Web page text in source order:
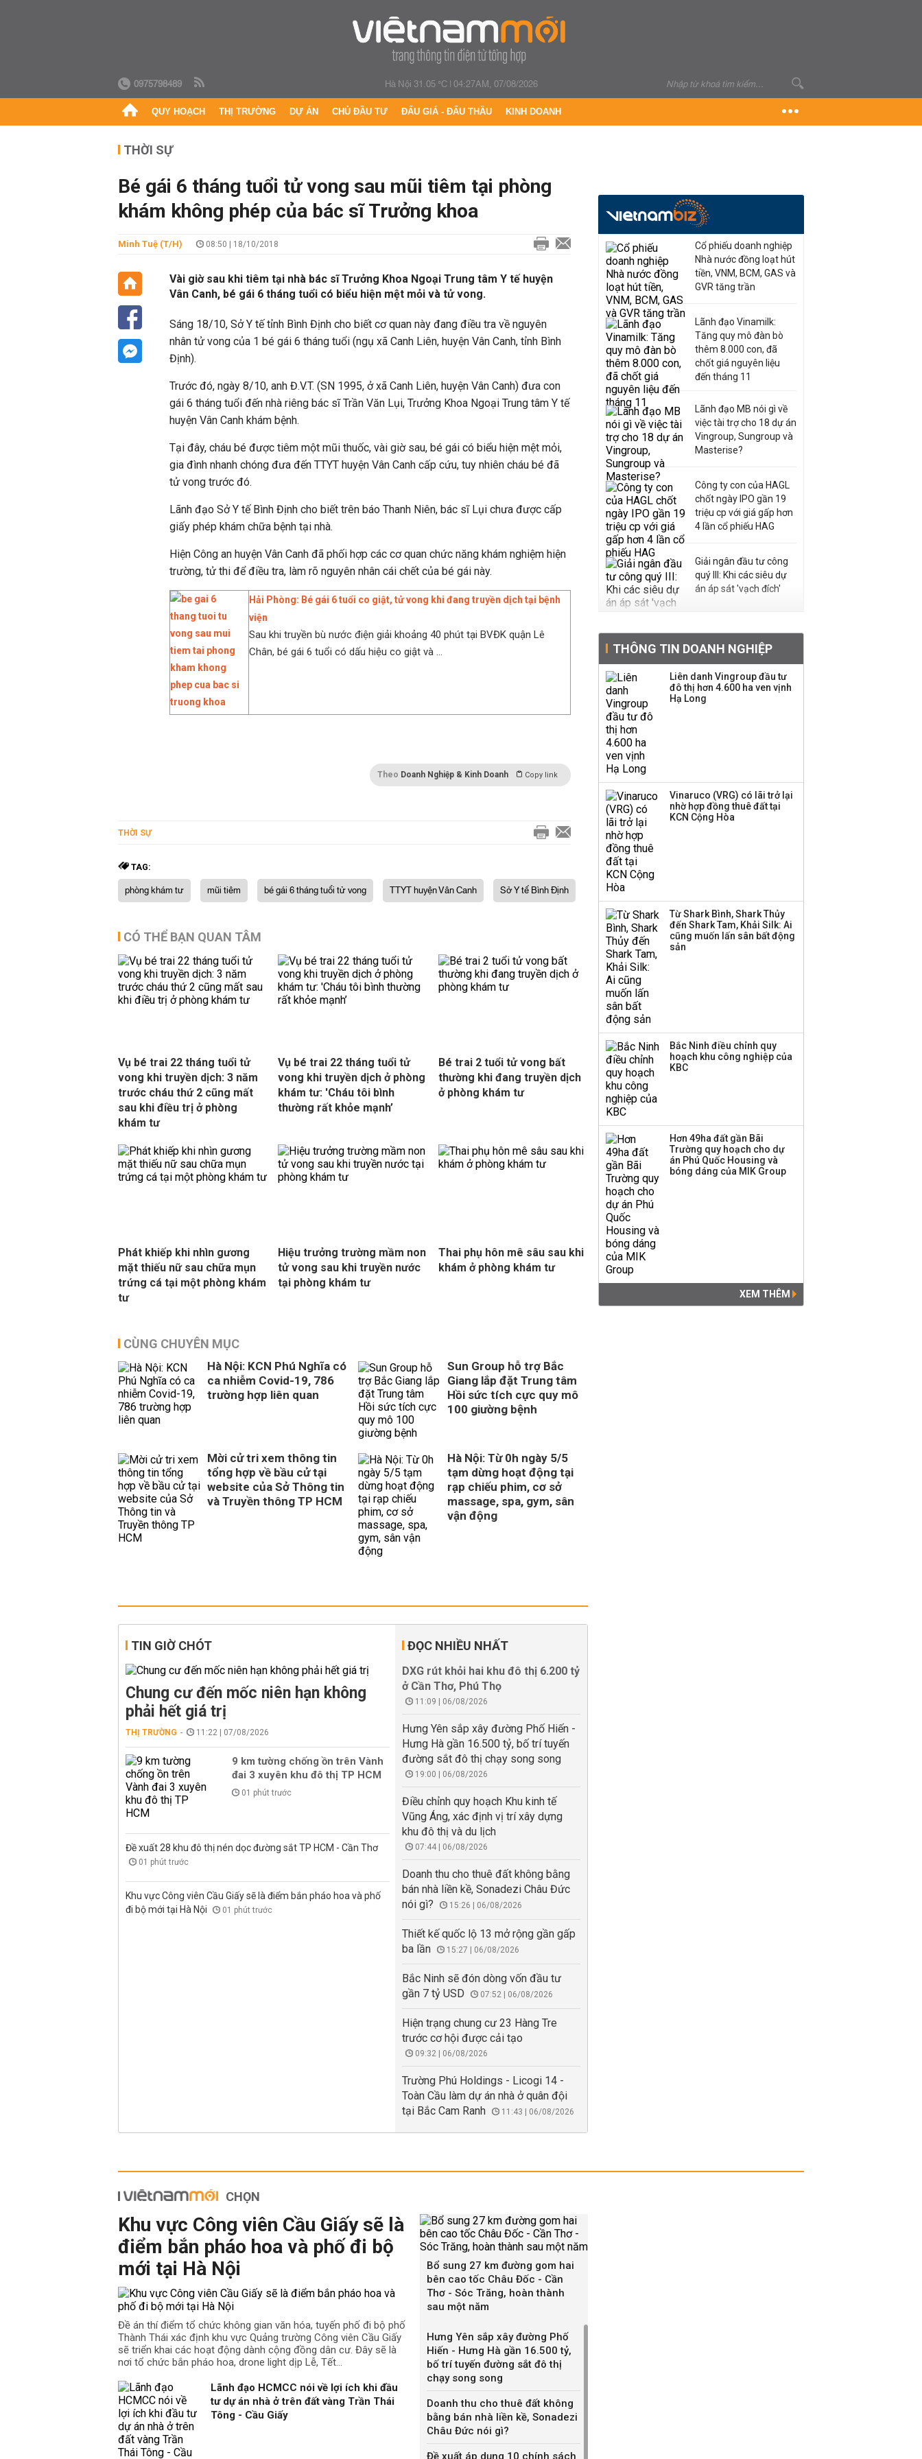
0975798489 Hà Nội 31.05 °C|04:27AM, 07/08/2026
QUY HOẠCH THỊ TRƯỜNG DỰ ÁN CHỦ ĐẦU TƯ ĐẤU GIÁ - ĐẤU THẦU KINH DOANH
THỜI SỰ
Bé gái 6 tháng tuổi tử vong sau mũi tiêm tại phòng
khám không phép của bác sĩ Trưởng khoa
Minh Tuệ (T/h) 08:50 | 18/10/2018
Vài giờ sau khi tiêm tại nhà bác sĩ Trưởng Khoa Ngoại Trung tâm Y tế huyện
Vân Canh, bé gái 6 tháng tuổi có biểu hiện mệt mỏi và tử vong.
Sáng 18/10, Sở Y tế tỉnh Bình Định cho biết cơ quan này đang điều tra về nguyên
nhân tử vong của 1 bé gái 6 tháng tuổi (ngụ xã Canh Liên, huyện Vân Canh, tỉnh Bình
Định).
Trước đó, ngày 8/10, anh Đ.V.T. (SN 1995, ở xã Canh Liên, huyện Vân Canh) đưa con
gái 6 tháng tuổi đến nhà riêng bác sĩ Trần Văn Lụi, Trưởng Khoa Ngoại Trung tâm Y tế
huyện Vân Canh khám bệnh.
Tại đây, cháu bé được tiêm một mũi thuốc, vài giờ sau, bé gái có biểu hiện mệt mỏi,
gia đình nhanh chóng đưa đến TTYT huyện Vân Canh cấp cứu, tuy nhiên cháu bé đã
tử vong trước đó.
Lãnh đạo Sở Y tế Bình Định cho biết trên báo Thanh Niên, bác sĩ Lụi chưa được cấp
giấy phép khám chữa bệnh tại nhà.
Hiện Công an huyện Vân Canh đã phối hợp các cơ quan chức năng khám nghiệm hiện
trường, tử thi để điều tra, làm rõ nguyên nhân cái chết của bé gái này.
Hải Phòng: Bé gái 6 tuổi co giật, tử vong khi đang truyền dịch tại bệnh
viện
Sau khi truyền bù nước điện giải khoảng 40 phút tại BVĐK quận Lê
Chân, bé gái 6 tuổi có dấu hiệu co giật và ...
Theo Doanh Nghiệp & Kinh Doanh Copy link
THỜI SỰ
TAG:
phòng khám tư mũi tiêm bé gái 6 tháng tuổi tử vong TTYT huyện Vân Canh Sở Y tế Bình Định
CÓ THỂ BẠN QUAN TÂM
Vụ bé trai 22 tháng tuổi tử
vong khi truyền dịch: 3 năm
trước cháu thứ 2 cũng mất
sau khi điều trị ở phòng
khám tư
Vụ bé trai 22 tháng tuổi tử
vong khi truyền dịch ở phòng
khám tư: 'Cháu tôi bình
thường rất khỏe mạnh’
Bé trai 2 tuổi tử vong bất
thường khi đang truyền dịch
ở phòng khám tư
Phát khiếp khi nhìn gương
mặt thiếu nữ sau chữa mụn
trứng cá tại một phòng khám
tư
Hiệu trưởng trường mầm non
tử vong sau khi truyền nước
tại phòng khám tư
Thai phụ hôn mê sâu sau khi
khám ở phòng khám tư
CÙNG CHUYÊN MỤC
Hà Nội: KCN Phú Nghĩa có
ca nhiễm Covid-19, 786
trường hợp liên quan
Sun Group hỗ trợ Bắc
Giang lắp đặt Trung tâm
Hồi sức tích cực quy mô
100 giường bệnh
Mời cử tri xem thông tin
tổng hợp về bầu cử tại
website của Sở Thông tin
và Truyền thông TP HCM
Hà Nội: Từ 0h ngày 5/5
tạm dừng hoạt động tại
rạp chiếu phim, cơ sở
massage, spa, gym, sân
vận động
TIN GIỜ CHÓT
Chung cư đến mốc niên hạn không
phải hết giá trị
THỊ TRƯỜNG 11:22 | 07/08/2026
9 km tường chống ồn trên Vành
đai 3 xuyên khu đô thị TP HCM
01 phút trước
Đề xuất 28 khu đô thị nén dọc đường sắt TP HCM - Cần Thơ
01 phút trước
Khu vực Công viên Cầu Giấy sẽ là điểm bắn pháo hoa và phố
đi bộ mới tại Hà Nội
01 phút trước
ĐỌC NHIỀU NHẤT
DXG rút khỏi hai khu đô thị 6.200 tỷ
ở Cần Thơ, Phú Thọ
11:09 | 06/08/2026
Hưng Yên sắp xây đường Phố Hiến -
Hưng Hà gần 16.500 tỷ, bố trí tuyến
đường sắt đô thị chạy song song
19:00 | 06/08/2026
Điều chỉnh quy hoạch Khu kinh tế
Vũng Áng, xác định vị trí xây dựng
khu đô thị và du lịch
07:44 | 06/08/2026
Doanh thu cho thuê đất không bằng
bán nhà liền kề, Sonadezi Châu Đức
nói gì?
15:26 | 06/08/2026
Thiết kế quốc lộ 13 mở rộng gần gấp
ba lần
15:27 | 06/08/2026
Bắc Ninh sẽ đón dòng vốn đầu tư
gần 7 tỷ USD
07:52 | 06/08/2026
Hiện trạng chung cư 23 Hàng Tre
trước cơ hội được cải tạo
09:32 | 06/08/2026
Trường Phú Holdings - Licogi 14 -
Toàn Cầu làm dự án nhà ở quân đội
tại Bắc Cam Ranh
11:43 | 06/08/2026
Cổ phiếu doanh nghiệp
Nhà nước đồng loạt hút
tiền, VNM, BCM, GAS và
GVR tăng trần
Lãnh đạo Vinamilk:
Tăng quy mô đàn bò
thêm 8.000 con, đã
chốt giá nguyên liệu
đến tháng 11
Lãnh đạo MB nói gì về
việc tài trợ cho 18 dự án
Vingroup, Sungroup và
Masterise?
Công ty con của HAGL
chốt ngày IPO gần 19
triệu cp với giá gấp hơn
4 lần cổ phiếu HAG
Giải ngân đầu tư công
quý III: Khi các siêu dự
án áp sát 'vạch đích'
triển quỹ hưu trí: Từ tiết
kiệm gia đình thành
nguồn cấp vốn dài hạn
và kinh nghiệm từ
Malaysia
Iran xem xét cấm tàu
VPBankS xin từ nhiệm
THÔNG TIN DOANH NGHIỆP
Liên danh Vingroup đầu tư
đô thị hơn 4.600 ha ven vịnh
Hạ Long
Vinaruco (VRG) có lãi trở lại
nhờ hợp đồng thuê đất tại
KCN Cộng Hòa
Từ Shark Bình, Shark Thủy
đến Shark Tam, Khải Silk: Ai
cũng muốn lấn sân bất động
sản
Bắc Ninh điều chỉnh quy
hoạch khu công nghiệp của
KBC
Hơn 49ha đất gần Bãi
Trường quy hoạch cho dự
án Phú Quốc Housing và
bóng dáng của MIK Group
XEM THÊM
CHỌN
Khu vực Công viên Cầu Giấy sẽ là
điểm bắn pháo hoa và phố đi bộ
mới tại Hà Nội
Đề án thí điểm tổ chức không gian văn hóa, tuyến phố đi bộ phố
Thành Thái xác định khu vực Quảng trường Công viên Cầu Giấy
sẽ triển khai các hoạt động dành cộng đồng dân cư. Đây sẽ là
nơi tổ chức bắn pháo hoa, drone light dịp Lễ, Tết...
Lãnh đạo HCMCC nói về lợi ích khi đầu
tư dự án nhà ở trên đất vàng Trần Thái
Tông - Cầu Giấy
Bổ sung 27 km đường gom hai
bên cao tốc Châu Đốc - Cần
Thơ - Sóc Trăng, hoàn thành
sau một năm
Hưng Yên sắp xây đường Phố
Hiến - Hưng Hà gần 16.500 tỷ,
bố trí tuyến đường sắt đô thị
chạy song song
Doanh thu cho thuê đất không
bằng bán nhà liền kề, Sonadezi
Châu Đức nói gì?
Đề xuất áp dụng 10 chính sách